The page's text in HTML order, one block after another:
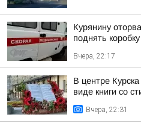
Курянину
поднять коробку
Вчера, 22:17
В центре
виде книги со
Вчера, 22:31